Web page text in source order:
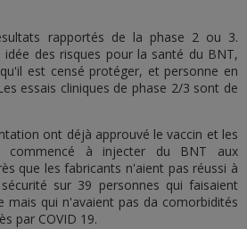
rapportés de la phase 2 ou 3.
idée des risques pour la santé du BNT,
est censé protéger, et personne en
essais cliniques de phase 2/3 sont de
ont déjà approuvé le vaccin et les
commencé à injecter du BNT aux
que les fabricants n'aient pas réussi à
sur 39 personnes qui faisaient
mais qui n'avaient pas da comorbidités
par COVID 19.